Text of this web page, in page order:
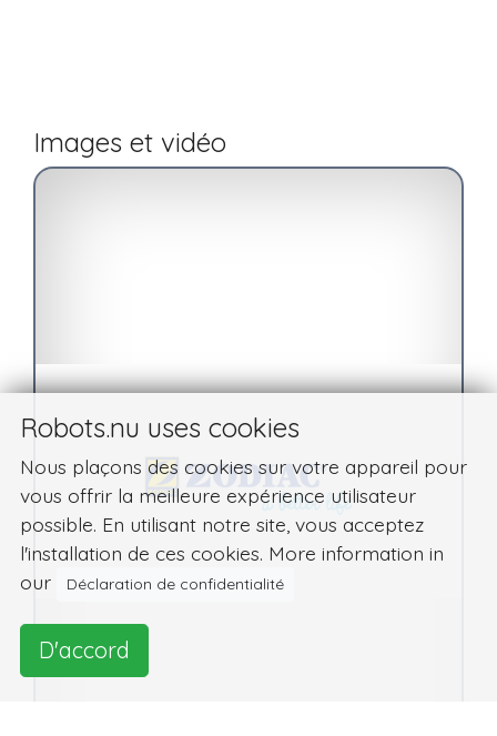
Images et vidéo
Robots.nu uses cookies
Nous plaçons des cookies sur votre appareil pour
vous offrir la meilleure expérience utilisateur
possible. En utilisant notre site, vous acceptez
l'installation de ces cookies. More information in
our
Déclaration de confidentialité
D'accord